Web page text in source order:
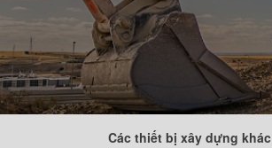
Các thiết bị xây dựng khác